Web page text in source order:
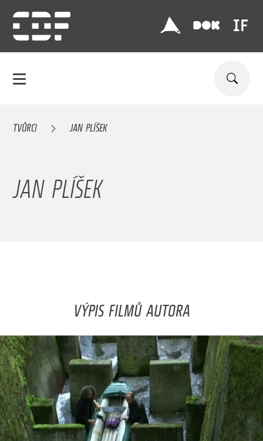
TVŮRCI JAN PLÍŠEK
JAN PLÍŠEK
VÝPIS FILMŮ AUTORA